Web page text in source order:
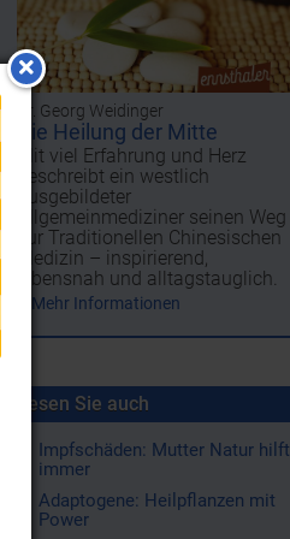
Dr. Georg Weidinger
Die Heilung der Mitte
Mit viel Erfahrung und Herz
beschreibt ein westlich
ausgebildeter
Allgemeinmediziner seinen Weg
zur Traditionellen Chinesischen
Medizin – inspirierend,
lebensnah und alltagstauglich.
Mehr Informationen
Lesen Sie auch
Impfschäden: Mutter Natur hilft
immer
Adaptogene: Heilpflanzen mit
Power